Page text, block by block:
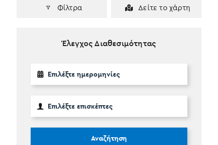
Φίλτρα Δείτε το χάρτη
Έλεγχος Διαθεσιμότητας
Αναζήτηση